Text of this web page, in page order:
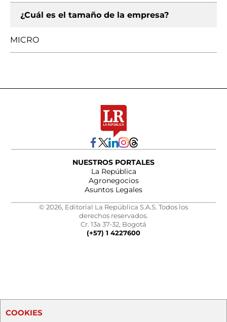
¿Cuál es el tamaño de la empresa?
MICRO
NUESTROS PORTALES
La República
Agronegocios
Asuntos Legales
© 2026, Editorial La República S.A.S. Todos los
derechos reservados.
Cr. 13a 37-32, Bogotá
(+57) 1 4227600
COOKIES